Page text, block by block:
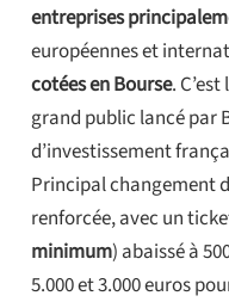
entreprises
européennes et
cotées en Bourse.
grand public lancé par
d’investissement
Principal changement
renforcée, avec un
minimum) abaissé à
5.000 et 3.000 euros